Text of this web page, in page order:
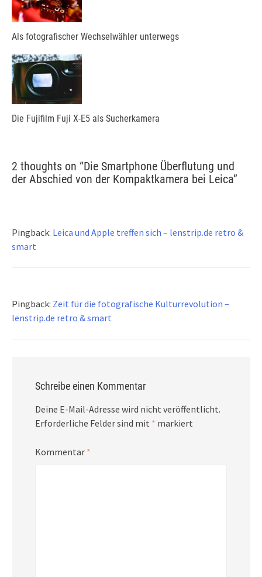
Als fotografischer Wechselwähler unterwegs
Die Fujifilm Fuji X-E5 als Sucherkamera
2 thoughts on “Die Smartphone Überflutung und
der Abschied von der Kompaktkamera bei Leica”
Pingback: Leica und Apple treffen sich – lenstrip.de retro &
smart
Pingback: Zeit für die fotografische Kulturrevolution –
lenstrip.de retro & smart
Schreibe einen Kommentar
Deine E-Mail-Adresse wird nicht veröffentlicht.
Erforderliche Felder sind mit * markiert
Kommentar *